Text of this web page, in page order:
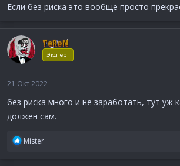
Если без риска это вообще просто
TeRoN
Эксперт
21 Окт 2022
без риска много и не заработать, тут уж
должен сам.
Р
Mister